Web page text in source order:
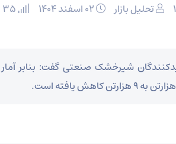
تحلیل بازار
شیرخشک صنعتی گفت: بنابر